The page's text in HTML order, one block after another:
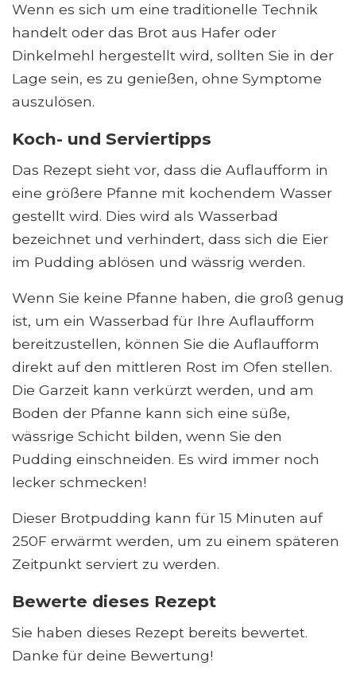
Wenn es sich um eine traditionelle Technik
handelt oder das Brot aus Hafer oder
Dinkelmehl hergestellt wird, sollten Sie in der
Lage sein, es zu genießen, ohne Symptome
auszulösen.
Koch- und Serviertipps
Das Rezept sieht vor, dass die Auflaufform in
eine größere Pfanne mit kochendem Wasser
gestellt wird. Dies wird als Wasserbad
bezeichnet und verhindert, dass sich die Eier
im Pudding ablösen und wässrig werden.
Wenn Sie keine Pfanne haben, die groß genug
ist, um ein Wasserbad für Ihre Auflaufform
bereitzustellen, können Sie die Auflaufform
direkt auf den mittleren Rost im Ofen stellen.
Die Garzeit kann verkürzt werden, und am
Boden der Pfanne kann sich eine süße,
wässrige Schicht bilden, wenn Sie den
Pudding einschneiden. Es wird immer noch
lecker schmecken!
Dieser Brotpudding kann für 15 Minuten auf
250F erwärmt werden, um zu einem späteren
Zeitpunkt serviert zu werden.
Bewerte dieses Rezept
Sie haben dieses Rezept bereits bewertet.
Danke für deine Bewertung!